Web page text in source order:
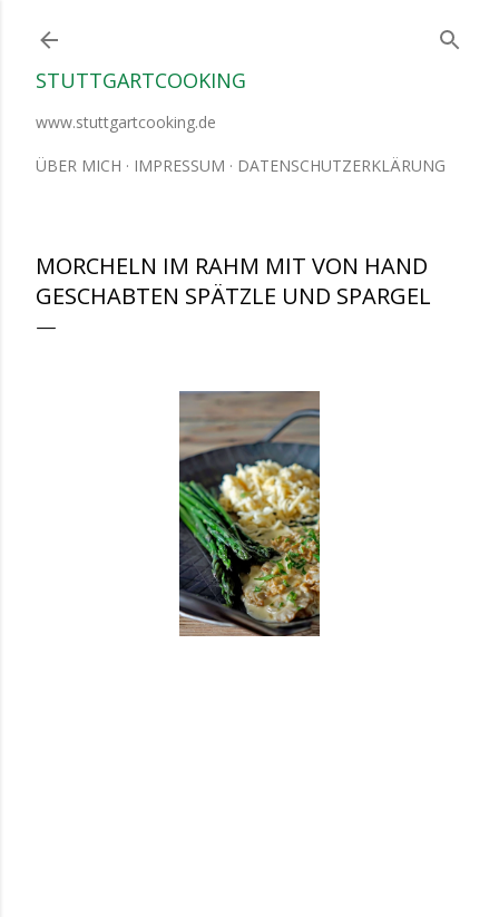
STUTTGARTCOOKING
www.stuttgartcooking.de
ÜBER MICH IMPRESSUM DATENSCHUTZERKLÄRUNG
MORCHELN IM RAHM MIT VON HAND
GESCHABTEN SPÄTZLE UND SPARGEL